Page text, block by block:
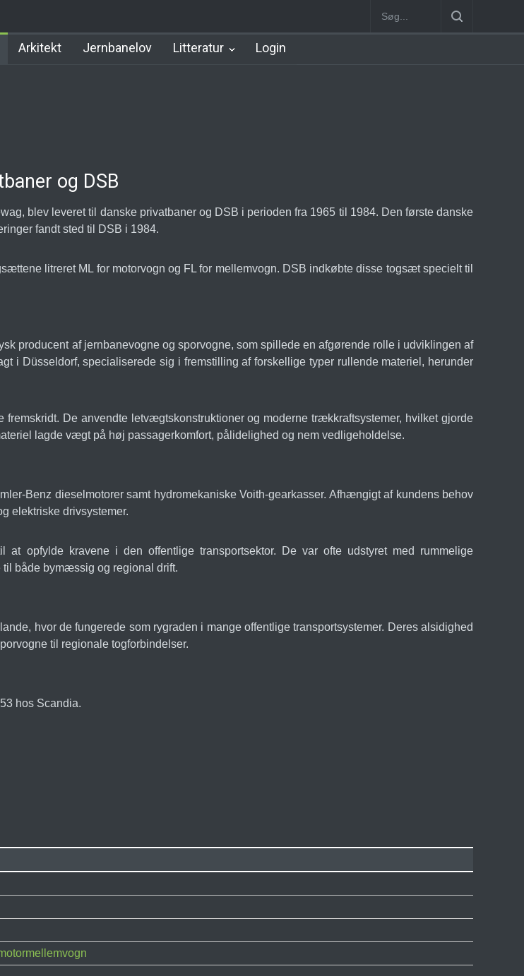
Klampenborgbane Station
Arkitekt Jernbanelov Litteratur Login
og DSB
blev leveret til danske privatbaner og DSB i perioden fra 1965 til 1984. Den første danske
fandt sted til DSB i 1984.
litreret ML for motorvogn og FL for mellemvogn. DSB indkøbte disse togsæt specielt til
producent af jernbanevogne og sporvogne, som spillede en afgørende rolle i udviklingen af
i Düsseldorf, specialiserede sig i fremstilling af forskellige typer rullende materiel, herunder
De anvendte letvægtskonstruktioner og moderne trækkraftsystemer, hvilket gjorde
lagde vægt på høj passagerkomfort, pålidelighed og nem vedligeholdelse.
Benz dieselmotorer samt hydromekaniske Voith-gearkasser. Afhængigt af kundens behov
elektriske drivsystemer.
opfylde kravene i den offentlige transportsektor. De var ofte udstyret med rummelige
både bymæssig og regional drift.
hvor de fungerede som rygraden i mange offentlige transportsystemer. Deres alsidighed
til regionale togforbindelser.
hos Scandia.